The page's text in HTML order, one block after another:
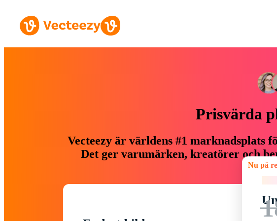
Prisvärda
Vecteezy är världens #1 marknadsplats
Det ger varumärken, kreatörer och
Nu på rea!